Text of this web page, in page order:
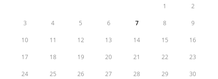
1 2
3 4 5 6 7 8 9
10 11 12 13 14 15 16
17 18 19 20 21 22 23
24 25 26 27 28 29 30